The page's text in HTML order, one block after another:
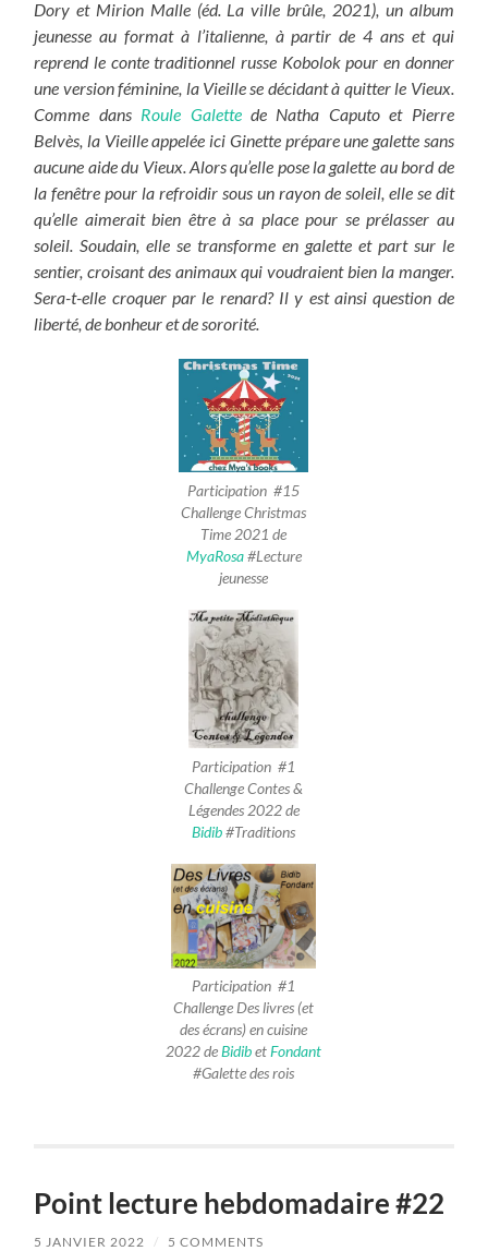
Dory et Mirion Malle (éd. La ville brûle, 2021), un album
jeunesse au format à l’italienne, à partir de 4 ans et qui
reprend le conte traditionnel russe Kobolok pour en donner
une version féminine, la Vieille se décidant à quitter le Vieux.
Comme dans Roule Galettede Natha Caputo et Pierre
Belvès, la Vieille appelée ici Ginette prépare une galette sans
aucune aide du Vieux. Alors qu’elle pose la galette au bord de
la fenêtre pour la refroidir sous un rayon de soleil, elle se dit
qu’elle aimerait bien être à sa place pour se prélasser au
soleil. Soudain, elle se transforme en galette et part sur le
sentier, croisant des animaux qui voudraient bien la manger.
Sera-t-elle croquer par le renard? Il y est ainsi question de
liberté, de bonheur et de sororité.
Participation #15
Challenge Christmas
Time 2021 de
MyaRosa#Lecture
jeunesse
Participation #1
Challenge Contes &
Légendes 2022 de
Bidib#Traditions
Participation #1
Challenge Des livres (et
des écrans) en cuisine
2022 deBidibetFondant
#Galette des rois
Point lecture hebdomadaire #22
5 JANVIER 2022 / 5 COMMENTS